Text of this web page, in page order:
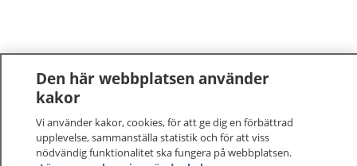
Den här webbplatsen använder
kakor
Vi använder kakor, cookies, för att ge dig en förbättrad
upplevelse, sammanställa statistik och för att viss
nödvändig funktionalitet ska fungera på webbplatsen.